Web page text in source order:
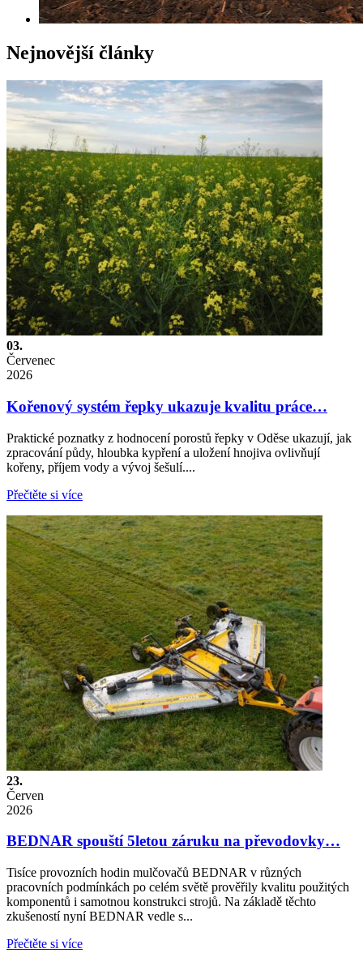
Nejnovější články
03.
Červenec
2026
Kořenový systém řepky ukazuje kvalitu práce…
Praktické poznatky z hodnocení porostů řepky v Oděse ukazují, jak
zpracování půdy, hloubka kypření a uložení hnojiva ovlivňují
kořeny, příjem vody a vývoj šešulí....
Přečtěte si více
23.
Červen
2026
BEDNAR spouští 5letou záruku na převodovky…
Tisíce provozních hodin mulčovačů BEDNAR v různých
pracovních podmínkách po celém světě prověřily kvalitu použitých
komponentů i samotnou konstrukci strojů. Na základě těchto
zkušeností nyní BEDNAR vedle s...
Přečtěte si více